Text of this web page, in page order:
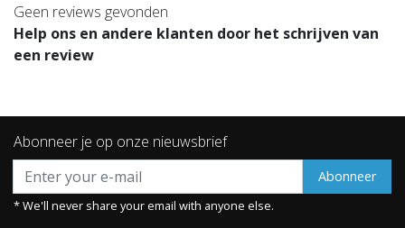
Geen reviews gevonden
Help ons en andere klanten door het schrijven van
een review
Abonneer je op onze nieuwsbrief
Abonneer
* We'll never share your email with anyone else.